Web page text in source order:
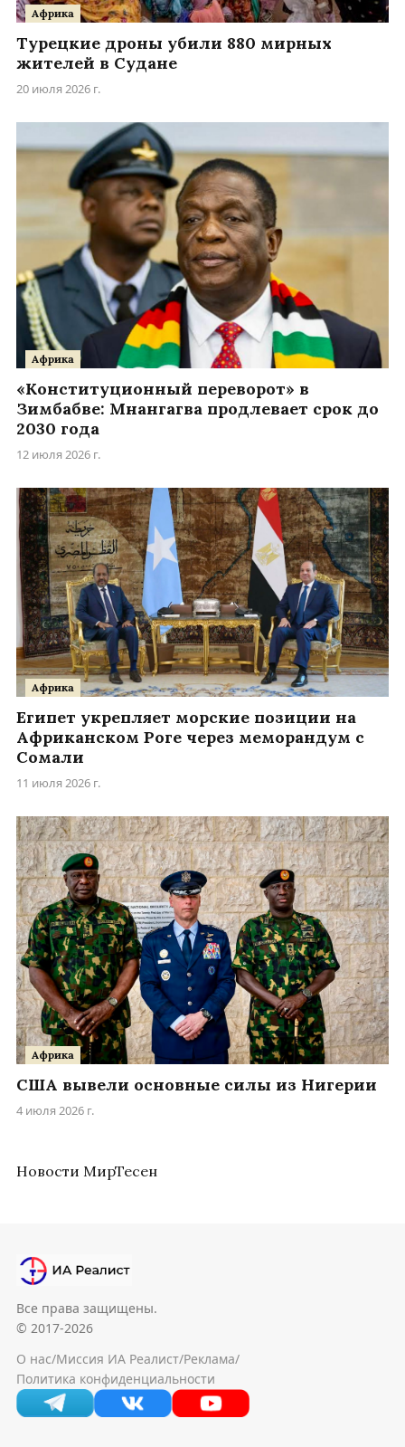
Африка
Турецкие дроны убили 880 мирных
жителей в Судане
20 июля 2026 г.
Африка
«Конституционный переворот» в
Зимбабве: Мнангагва продлевает срок до
2030 года
12 июля 2026 г.
Африка
Египет укрепляет морские позиции на
Африканском Роге через меморандум с
Сомали
11 июля 2026 г.
Африка
США вывели основные силы из Нигерии
4 июля 2026 г.
Новости МирТесен
Все права защищены.
© 2017-2026
О нас/Миссия ИА Реалист/Реклама/
Политика конфиденциальности